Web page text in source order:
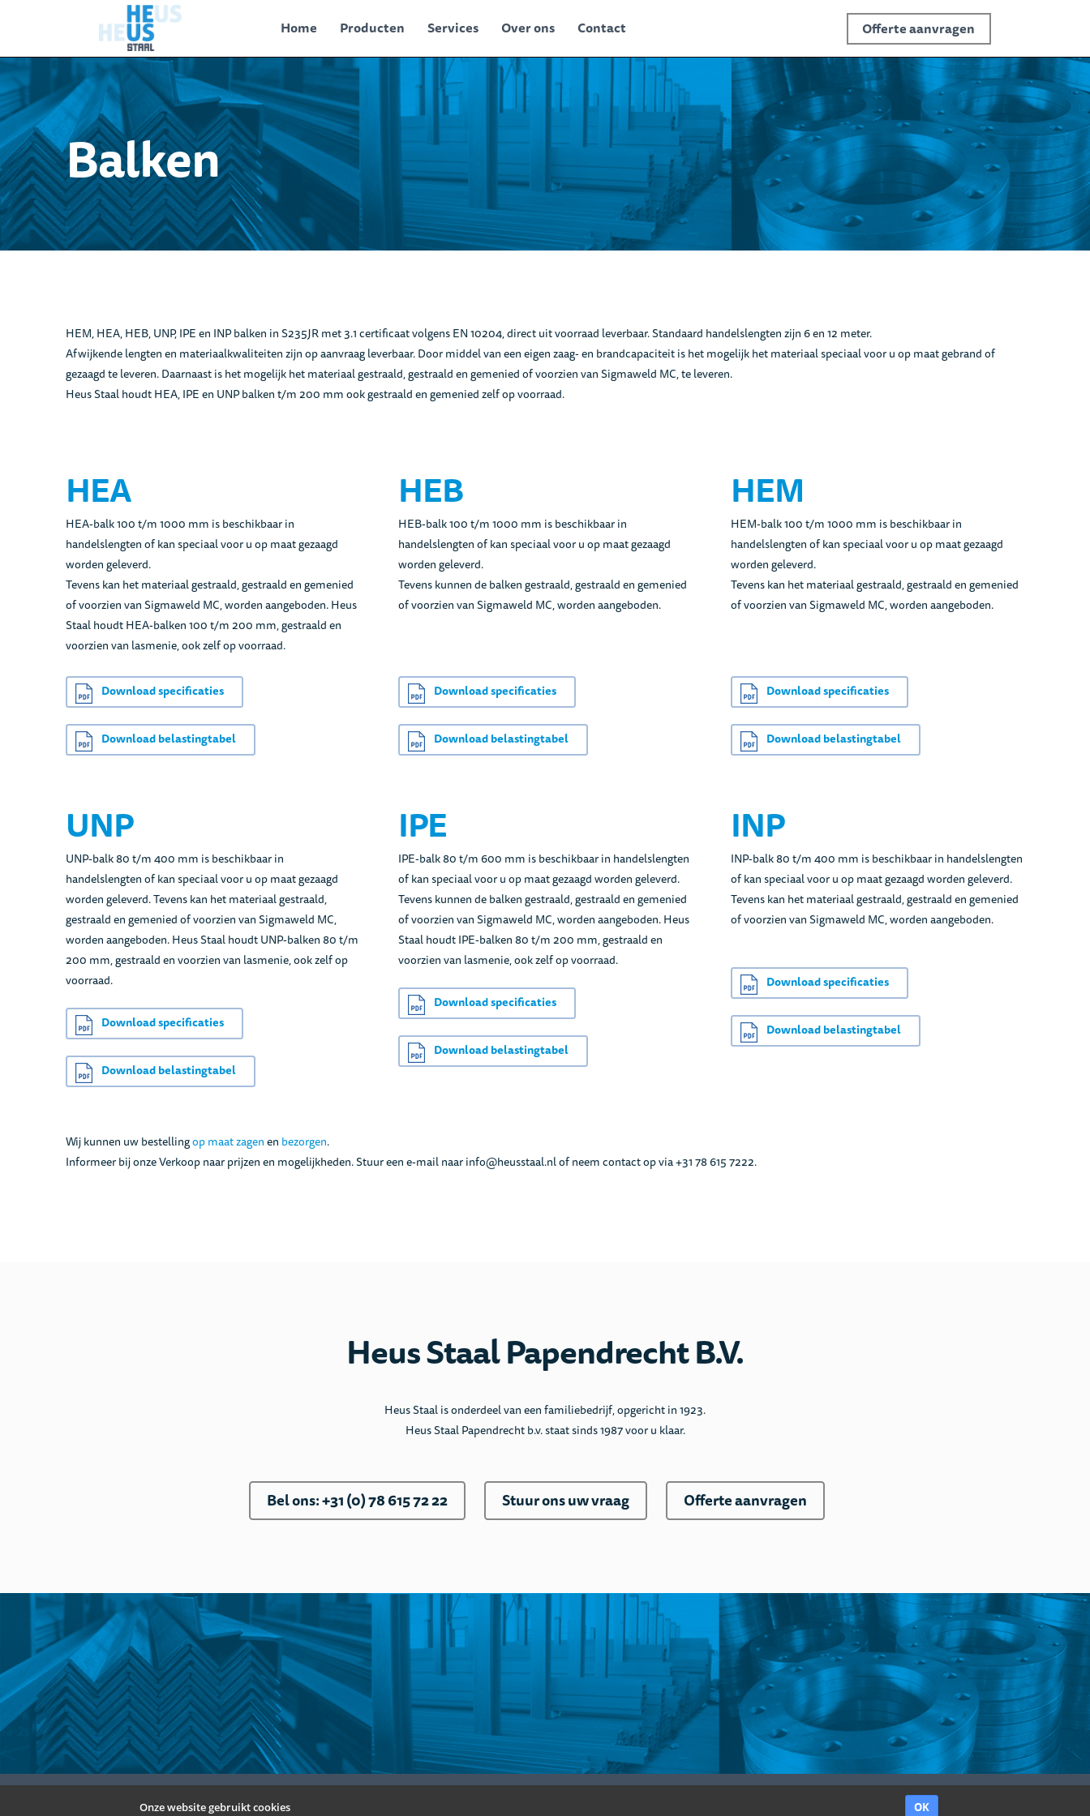
Onze website gebruikt cookies OK
Home Producten Services Over ons Contact Offerte aanvragen
Balken
HEM, HEA, HEB, UNP, IPE en INP balken in S235JR met 3.1 certificaat volgens EN 10204, direct uit voorraad leverbaar. Standaard handelslengten zijn 6 en 12 meter.
Afwijkende lengten en materiaalkwaliteiten zijn op aanvraag leverbaar. Door middel van een eigen zaag- en brandcapaciteit is het mogelijk het materiaal speciaal voor u op maat gebrand of
gezaagd te leveren. Daarnaast is het mogelijk het materiaal gestraald, gestraald en gemenied of voorzien van Sigmaweld MC, te leveren.
Heus Staal houdt HEA, IPE en UNP balken t/m 200 mm ook gestraald en gemenied zelf op voorraad.
HEA
HEA-balk 100 t/m 1000 mm is beschikbaar in
handelslengten of kan speciaal voor u op maat gezaagd
worden geleverd.
Tevens kan het materiaal gestraald, gestraald en gemenied
of voorzien van Sigmaweld MC, worden aangeboden. Heus
Staal houdt HEA-balken 100 t/m 200 mm, gestraald en
voorzien van lasmenie, ook zelf op voorraad.
Download specificaties
Download belastingtabel
HEB
HEB-balk 100 t/m 1000 mm is beschikbaar in
handelslengten of kan speciaal voor u op maat gezaagd
worden geleverd.
Tevens kunnen de balken gestraald, gestraald en gemenied
of voorzien van Sigmaweld MC, worden aangeboden.
Download specificaties
Download belastingtabel
HEM
HEM-balk 100 t/m 1000 mm is beschikbaar in
handelslengten of kan speciaal voor u op maat gezaagd
worden geleverd.
Tevens kan het materiaal gestraald, gestraald en gemenied
of voorzien van Sigmaweld MC, worden aangeboden.
Download specificaties
Download belastingtabel
UNP
UNP-balk 80 t/m 400 mm is beschikbaar in
handelslengten of kan speciaal voor u op maat gezaagd
worden geleverd. Tevens kan het materiaal gestraald,
gestraald en gemenied of voorzien van Sigmaweld MC,
worden aangeboden. Heus Staal houdt UNP-balken 80 t/m
200 mm, gestraald en voorzien van lasmenie, ook zelf op
voorraad.
Download specificaties
Download belastingtabel
IPE
IPE-balk 80 t/m 600 mm is beschikbaar in handelslengten
of kan speciaal voor u op maat gezaagd worden geleverd.
Tevens kunnen de balken gestraald, gestraald en gemenied
of voorzien van Sigmaweld MC, worden aangeboden. Heus
Staal houdt IPE-balken 80 t/m 200 mm, gestraald en
voorzien van lasmenie, ook zelf op voorraad.
Download specificaties
Download belastingtabel
INP
INP-balk 80 t/m 400 mm is beschikbaar in handelslengten
of kan speciaal voor u op maat gezaagd worden geleverd.
Tevens kan het materiaal gestraald, gestraald en gemenied
of voorzien van Sigmaweld MC, worden aangeboden.
Download specificaties
Download belastingtabel
Wij kunnen uw bestellingop maat zagenen bezorgen.
Informeer bij onze Verkoop naar prijzen en mogelijkheden. Stuur een e-mail naar info@heusstaal.nl of neem contact op via +31 78 615 7222.
Heus Staal Papendrecht B.V.
Heus Staal is onderdeel van een familiebedrijf, opgericht in 1923.
Heus Staal Papendrecht b.v. staat sinds 1987 voor u klaar.
Bel ons: +31 (0) 78 615 72 22 Stuur ons uw vraag Offerte aanvragen